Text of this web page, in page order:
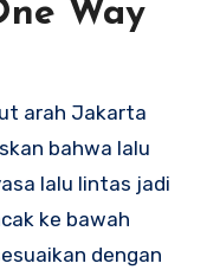
Way
arah Jakarta
bahwa lalu
lalu lintas jadi
ke bawah
dengan